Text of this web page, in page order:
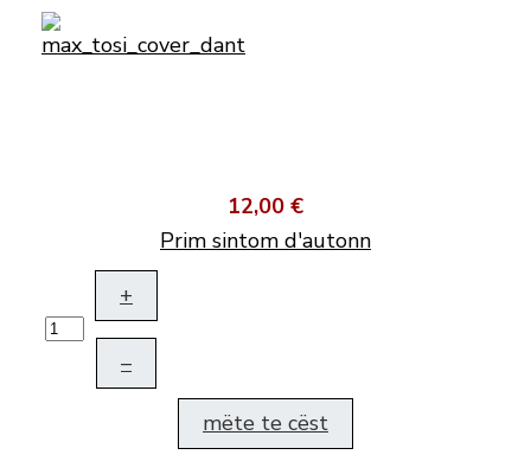
12,00 €
Prim sintom d'autonn
+
–
mëte te cëst